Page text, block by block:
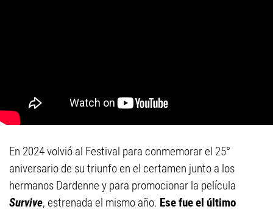
En 2024 volvió al Festival para conmemorar el 25°
aniversario de su triunfo en el certamen junto a los
hermanos Dardenne y para promocionar la película
Survive, estrenada el mismo año. Ese fue el último